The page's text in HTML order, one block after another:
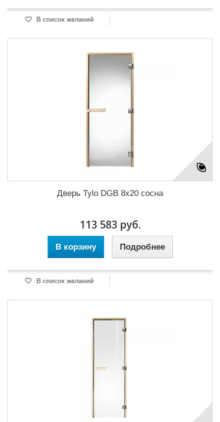
В список желаний
Дверь Tylo DGB 8x20 сосна
113 583 руб.
В корзину Подробнее
В список желаний